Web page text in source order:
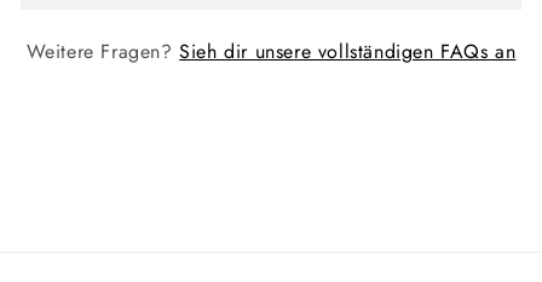
Weitere Fragen?Sieh dir unsere vollständigen FAQs an